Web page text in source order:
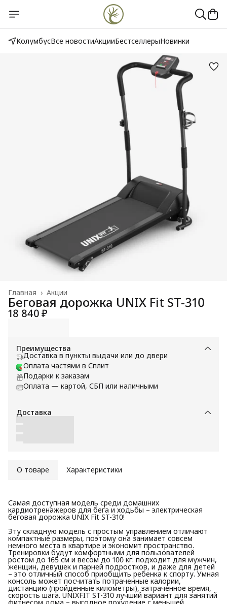
КолумбусВсе новостиАкцииБестселлерыНовинки
Акции
Главная ›
Беговая дорожка UNIX Fit ST-310
18 840 ₽
Преимущества
Доставка в пункты выдачи или до двери
Оплата частями в Сплит
Подарки к заказам
Оплата — картой, СБП или наличными
Доставка
О товаре Характеристики
Самая доступная модель среди домашних
кардиотренажеров для бега и ходьбы – электрическая
беговая дорожка UNIX Fit ST-310!
Эту складную модель с простым управлением отличают
компактные размеры, поэтому она занимает совсем
немного места в квартире и экономит пространство.
Тренировки будут комфортными для пользователей
ростом до 165 см и весом до 100 кг: подходит для мужчин,
женщин, девушек и парней подростков, и даже для детей
– это отличный способ приобщить ребенка к спорту. Умная
консоль может посчитать потраченные калории,
дистанцию (пройденные километры), затраченное время,
скорость шага. UNIXFIT ST-310 лучший вариант для занятий